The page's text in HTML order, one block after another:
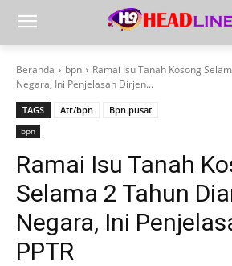
Beranda bpn
Ramai Isu Tanah Kosong
Negara, Ini Penjelasan Dirjen...
TAGS Atr/bpn Bpn pusat
bpn
Ramai Isu Tanah
Selama 2 Tahun
Negara, Ini
PPTR